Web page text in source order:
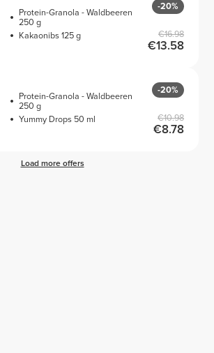
Protein-Granola - Waldbeeren
250 g
Kakaonibs 125 g
-20%
€16.98
€13.58
Protein-Granola - Waldbeeren
250 g
Yummy Drops 50 ml
-20%
€10.98
€8.78
Load more offers